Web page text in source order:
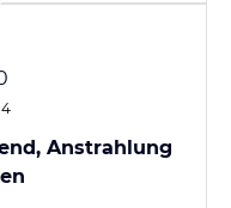
Anstrahlung